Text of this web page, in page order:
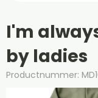
I'm
by ladies
Productnummer: